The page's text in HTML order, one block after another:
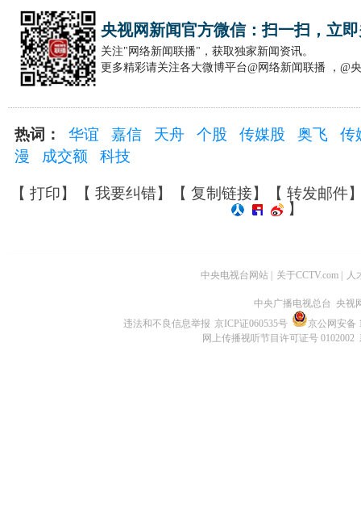
央视网新闻官方微信：扫一扫，立
关注"网络新闻联播"，获取独家新闻资讯。
更多精彩请关注各大微博平台@网络新闻联播 ，@
热词： 华谊 嘉信 天舟 个股 传媒股 奥飞
传
漫
成交额 科技
【 打印】【 我要纠错】【 复制链接】【 转发邮件
】
中央电视台网站 关于CCTV.com 人
中央广播电视总台 央视
违法和不良信息举报 京ICP证060535号
京公网安备
网上传播视听节目许可证号 0102002